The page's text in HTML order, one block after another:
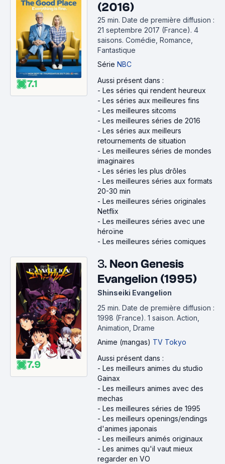
7.1
(2016)
25 min. Date de première diffusion :
21 septembre 2017 (France). 4
saisons. Comédie, Romance,
Fantastique
Série NBC
Aussi présent dans :
- Les séries qui rendent heureux
- Les séries aux meilleures fins
- Les meilleures sitcoms
- Les meilleures séries de 2016
- Les séries aux meilleurs
retournements de situation
- Les meilleures séries de mondes
imaginaires
- Les séries les plus drôles
- Les meilleures séries aux formats
20-30 min
- Les meilleures séries originales
Netflix
- Les meilleures séries avec une
héroïne
- Les meilleures séries comiques
7.9
3. Neon Genesis
Evangelion (1995)
Shinseiki Evangelion
25 min. Date de première diffusion :
1998 (France). 1 saison. Action,
Animation, Drame
Anime (mangas) TV Tokyo
Aussi présent dans :
- Les meilleurs animes du studio
Gainax
- Les meilleurs animes avec des
mechas
- Les meilleures séries de 1995
- Les meilleurs openings/endings
d'animes japonais
- Les meilleurs animés originaux
- Les animes qu'il vaut mieux
regarder en VO